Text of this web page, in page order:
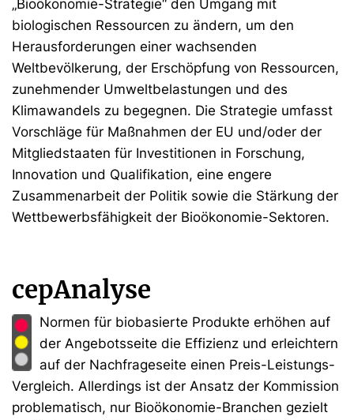
„Bioökonomie-Strategie“ den Umgang mit
biologischen Ressourcen zu ändern, um den
Herausforderungen einer wachsenden
Weltbevölkerung, der Erschöpfung von Ressourcen,
zunehmender Umweltbelastungen und des
Klimawandels zu begegnen. Die Strategie umfasst
Vorschläge für Maßnahmen der EU und/oder der
Mitgliedstaaten für Investitionen in Forschung,
Innovation und Qualifikation, eine engere
Zusammenarbeit der Politik sowie die Stärkung der
Wettbewerbsfähigkeit der Bioökonomie-Sektoren.
cepAnalyse
Normen für biobasierte Produkte erhöhen auf
der Angebotsseite die Effizienz und erleichtern
auf der Nachfrageseite einen Preis-Leistungs-
Vergleich. Allerdings ist der Ansatz der Kommission
problematisch, nur Bioökonomie-Branchen gezielt